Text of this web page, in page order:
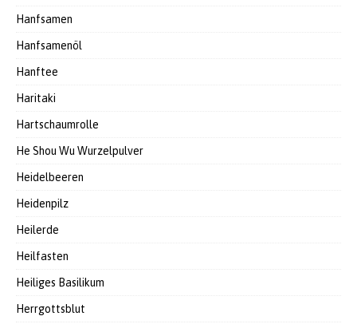
Hanfsamen
Hanfsamenöl
Hanftee
Haritaki
Hartschaumrolle
He Shou Wu Wurzelpulver
Heidelbeeren
Heidenpilz
Heilerde
Heilfasten
Heiliges Basilikum
Herrgottsblut